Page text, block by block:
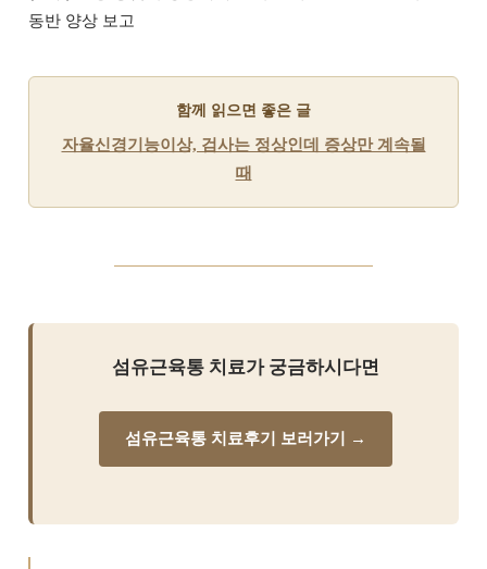
동반 양상 보고
함께 읽으면 좋은 글
자율신경기능이상, 검사는 정상인데 증상만 계속될
때
섬유근육통 치료가 궁금하시다면
섬유근육통 치료후기 보러가기 →